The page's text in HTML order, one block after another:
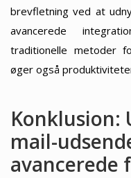
brevfletning ved at
avancerede
traditionelle metoder
øger også
Konklusion:
mail-
avancerede